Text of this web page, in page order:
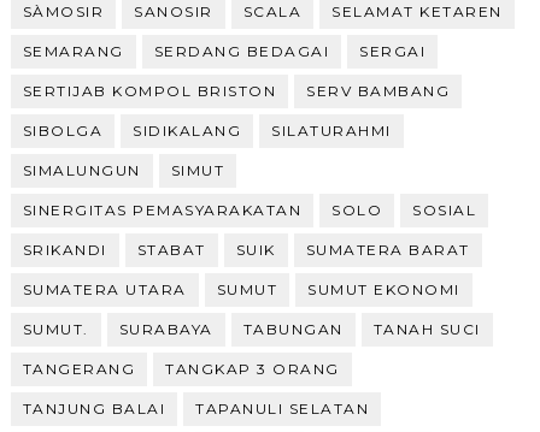
SÀMOSIR SANOSIR SCALA SELAMAT KETAREN
SEMARANG SERDANG BEDAGAI SERGAI
SERTIJAB KOMPOL BRISTON SERV BAMBANG
SIBOLGA SIDIKALANG SILATURAHMI
SIMALUNGUN SIMUT
SINERGITAS PEMASYARAKATAN SOLO SOSIAL
SRIKANDI STABAT SUIK SUMATERA BARAT
SUMATERA UTARA SUMUT SUMUT EKONOMI
SUMUT. SURABAYA TABUNGAN TANAH SUCI
TANGERANG TANGKAP 3 ORANG
TANJUNG BALAI TAPANULI SELATAN